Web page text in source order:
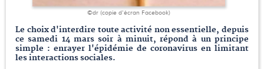
©dr (copie d'écran Facebook)
Le choix d'interdire toute activité non essentielle, depuis
ce samedi 14 mars soir à minuit, répond à un principe
simple : enrayer l'épidémie de coronavirus en limitant
les interactions sociales.